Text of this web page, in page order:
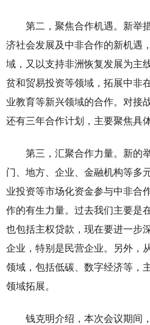
第二，聚焦合作机遇。新举
济社会发展及中非合作的新机遇
域，又以支持非洲恢复发展为主
贫和贸易投资等领域，拓展中非
业教育等新兴领域的合作。对接
还有三年合作计划，主要聚焦具
第三，汇聚合作力量。新的举
门、地方、企业、金融机构等多
业投资等市场化资金参与中非合
作的有生力量。过去我们主要是
也包括主权贷款，现在要进一步
企业，特别是民营企业。另外，
领域，包括低碳、数字经济等，
领域拓展。
钱克明介绍，本次会议期间